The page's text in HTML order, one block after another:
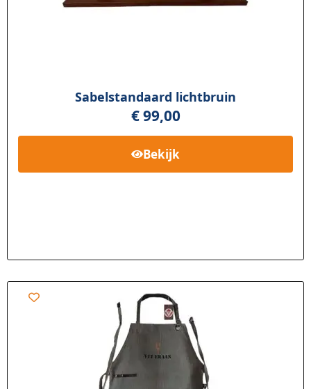
Sabelstandaard lichtbruin
€99,00
Bekijk